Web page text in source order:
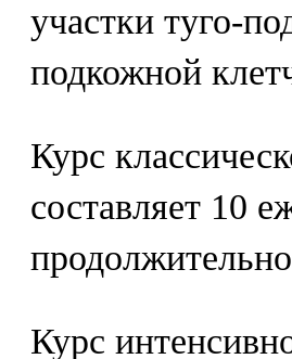
участки туго-
подкожной
Курс
составляет 10
Курс